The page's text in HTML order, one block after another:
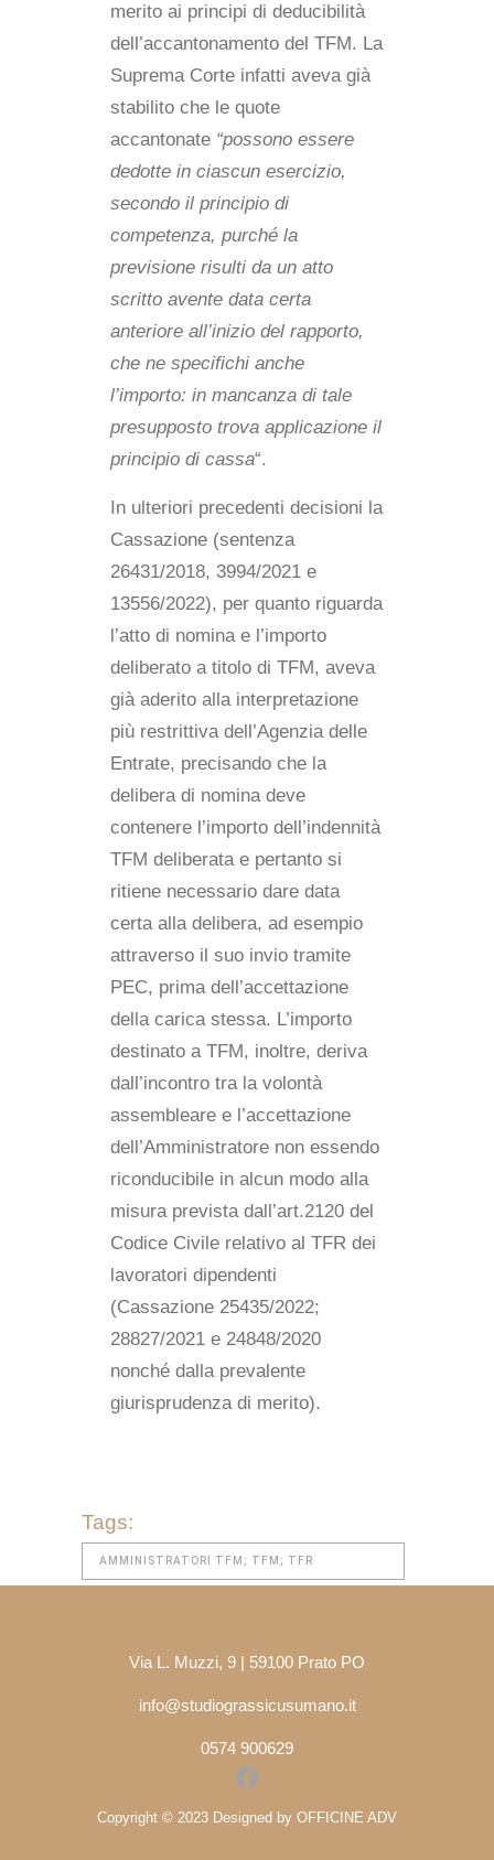
merito ai principi di deducibilità
dell’accantonamento del TFM. La
Suprema Corte infatti aveva già
stabilito che le quote
accantonate “possono essere
dedotte in ciascun esercizio,
secondo il principio di
competenza, purché la
previsione risulti da un atto
scritto avente data certa
anteriore all’inizio del rapporto,
che ne specifichi anche
l’importo: in mancanza di tale
presupposto trova applicazione il
principio di cassa“.
In ulteriori precedenti decisioni la
Cassazione (sentenza
26431/2018, 3994/2021 e
13556/2022), per quanto riguarda
l’atto di nomina e l’importo
deliberato a titolo di TFM, aveva
già aderito alla interpretazione
più restrittiva dell’Agenzia delle
Entrate, precisando che la
delibera di nomina deve
contenere l’importo dell’indennità
TFM deliberata e pertanto si
ritiene necessario dare data
certa alla delibera, ad esempio
attraverso il suo invio tramite
PEC, prima dell’accettazione
della carica stessa. L’importo
destinato a TFM, inoltre, deriva
dall’incontro tra la volontà
assembleare e l’accettazione
dell’Amministratore non essendo
riconducibile in alcun modo alla
misura prevista dall’art.2120 del
Codice Civile relativo al TFR dei
lavoratori dipendenti
(Cassazione 25435/2022;
28827/2021 e 24848/2020
nonché dalla prevalente
giurisprudenza di merito).
Tags:
AMMINISTRATORI TFM; TFM; TFR
ACCANTONAMENTO AMMINISTRATORI
Via L. Muzzi, 9 | 59100 Prato PO
info@studiograssicusumano.it
0574 900629
Facebook
Copyright © 2023 Designed by OFFICINE ADV